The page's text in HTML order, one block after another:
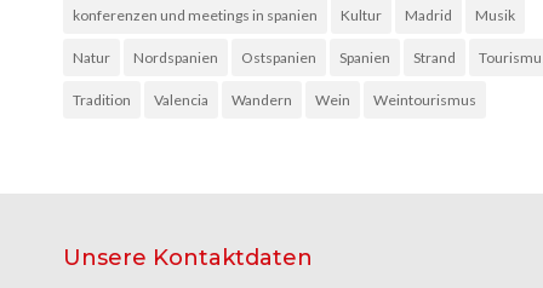
konferenzen und meetings in spanien Kultur Madrid Musik
Natur Nordspanien Ostspanien Spanien Strand
Tradition Valencia Wandern Wein Weintourismus
Unsere Kontaktdaten